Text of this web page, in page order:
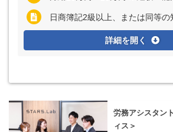
日商簿記2級以上、または同等
詳細を開く
労務アシスタン
ィス＞